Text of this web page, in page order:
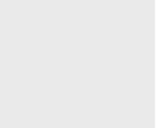
Exigimos que actúen la
para esclarecer lo acontecido
Chushamen de la provincia de
después del operativo
como consecuencia la